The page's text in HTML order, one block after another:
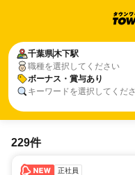
千葉県木下駅
職種を選択してください
ボーナス・賞与あり
キーワードを選択してくだ
229件
正社員